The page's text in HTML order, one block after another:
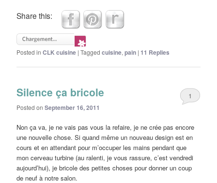
Share this:
Posted in CLK cuisine |Tagged cuisine,pain | 11 Replies
Silence ça bricole
Posted onSeptember 16, 2011
1
Non ça va, je ne vais pas vous la refaire, je ne crée pas encore
une nouvelle chose. Si quand même un nouveau design est en
cours et en attendant pour m’occuper les mains pendant que
mon cerveau turbine (au ralenti, je vous rassure, c’est vendredi
aujourd’hui), je bricole des petites choses pour donner un coup
de neuf à notre salon.